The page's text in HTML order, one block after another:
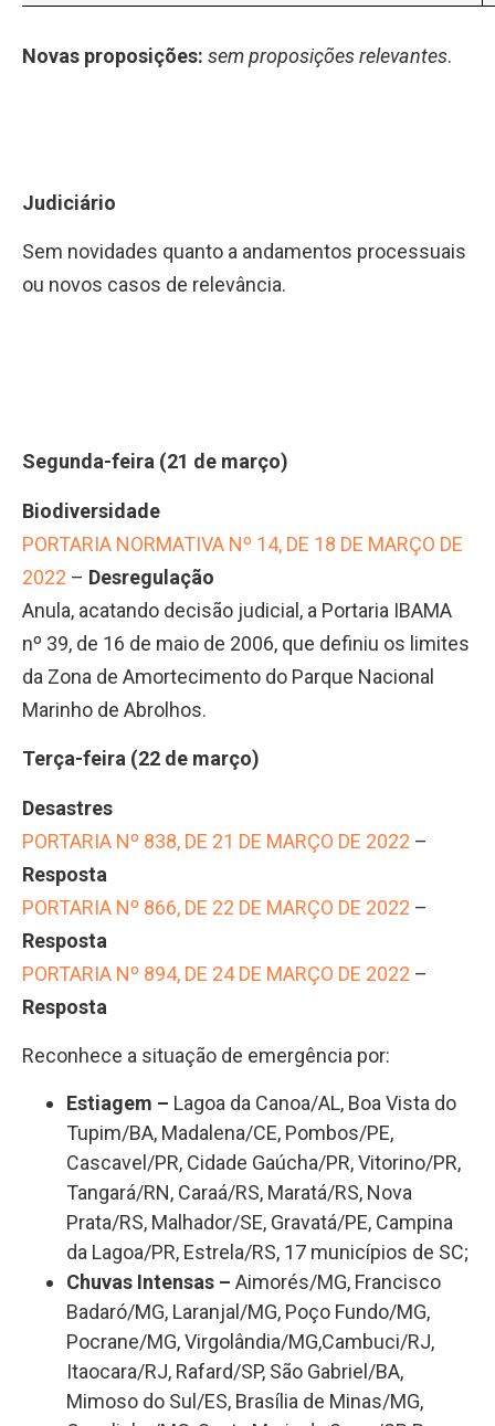
Novas proposições: sem proposições relevantes.
Judiciário
Sem novidades quanto a andamentos processuais
ou novos casos de relevância.
Segunda-feira (21 de março)
Biodiversidade
PORTARIA NORMATIVA Nº 14, DE 18 DE MARÇO DE
2022 – Desregulação
Anula, acatando decisão judicial, a Portaria IBAMA
nº 39, de 16 de maio de 2006, que definiu os limites
da Zona de Amortecimento do Parque Nacional
Marinho de Abrolhos.
Terça-feira (22 de março)
Desastres
PORTARIA Nº 838, DE 21 DE MARÇO DE 2022 –
Resposta
PORTARIA Nº 866, DE 22 DE MARÇO DE 2022 –
Resposta
PORTARIA Nº 894, DE 24 DE MARÇO DE 2022 –
Resposta
Reconhece a situação de emergência por:
Estiagem – Lagoa da Canoa/AL, Boa Vista do
Tupim/BA, Madalena/CE, Pombos/PE,
Cascavel/PR, Cidade Gaúcha/PR, Vitorino/PR,
Tangará/RN, Caraá/RS, Maratá/RS, Nova
Prata/RS, Malhador/SE, Gravatá/PE, Campina
da Lagoa/PR, Estrela/RS, 17 municípios de SC;
Chuvas Intensas – Aimorés/MG, Francisco
Badaró/MG, Laranjal/MG, Poço Fundo/MG,
Pocrane/MG, Virgolândia/MG,Cambuci/RJ,
Itaocara/RJ, Rafard/SP, São Gabriel/BA,
Mimoso do Sul/ES, Brasília de Minas/MG,